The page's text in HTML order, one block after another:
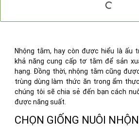
Nhộng tằm, hay còn được hiểu là ấu
khả năng cung cấp tơ tằm để sản
hạng. Đồng thời, nhộng tằm cũng
trùng dùng làm thức ăn trong ẩm
chúng tôi sẽ chia sẻ đến bạn cách
được năng suất.
CHỌN GIỐNG NUÔI